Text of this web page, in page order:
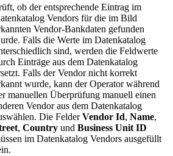
ob der entsprechende Eintrag im
Vendors für die im Bild
Vendor-Bankdaten gefunden
Falls die Werte im Datenkatalog
sind, werden die Feldwerte
Einträge aus dem Datenkatalog
Falls der Vendor nicht korrekt
wurde, kann der Operator während
manuellen Überprüfung manuell einen
Vendor aus dem Datenkatalog
Die FelderVendor Id, Name,
, Country und Business Unit ID
im Datenkatalog Vendors ausgefüllt